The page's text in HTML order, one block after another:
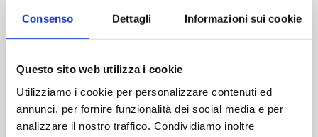
Consenso Dettagli Informazioni sui cookie
Questo sito web utilizza i cookie
Utilizziamo i cookie per personalizzare contenuti ed
annunci, per fornire funzionalità dei social media e per
analizzare il nostro traffico. Condividiamo inoltre
en que incurra AM o previstos en el presente contrato y,
por último, al importe adeudado en concepto de
adeudados).
Notificaciones de mercancías defectuosas o daños
de transporte.